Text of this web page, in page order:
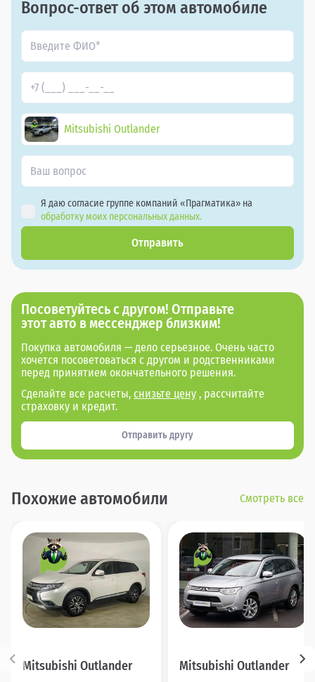
Вопрос-ответ об этом автомобиле
Mitsubishi Outlander
Я даю согласие группе компаний «Прагматика» на
обработку моих персональных данных.
Отправить
Посоветуйтесь с другом! Отправьте
этот авто в мессенджер близким!
Покупка автомобиля — дело серьезное. Очень часто
хочется посоветоваться с другом и родственниками
перед принятием окончательного решения.
Сделайте все расчеты, снизьте цену , рассчитайте
страховку и кредит.
Отправить другу
Похожие автомобили Смотреть все
Mitsubishi Outlander Mitsubishi Outlander